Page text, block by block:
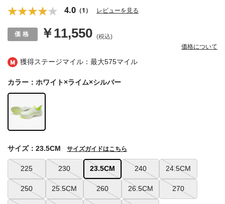
獲得ステージマイル：最大575マイル
4.0 （1） レビューを見る
￥11,550 (税込)
価格について
カラー：ホワイト×ライム×シルバー
225 230 23.5CM 240 24.5CM
250 25.5CM 260 26.5CM 270
サイズ：23.5CM サイズガイドはこちら